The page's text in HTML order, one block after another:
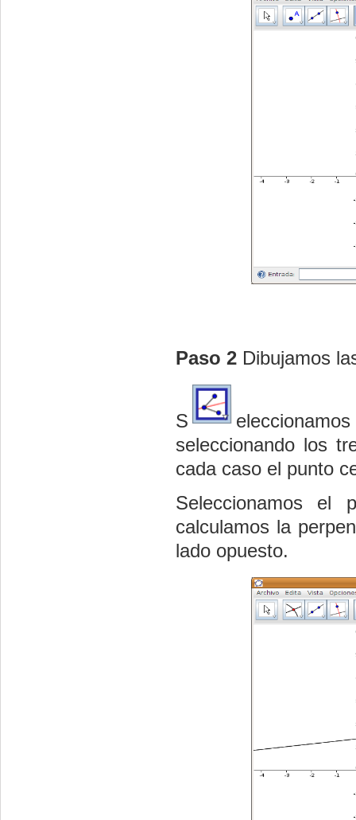
Paso 2 Dibujamos
S
seleccionando los
cada caso el punto
Seleccionamos el
calculamos la
lado opuesto.